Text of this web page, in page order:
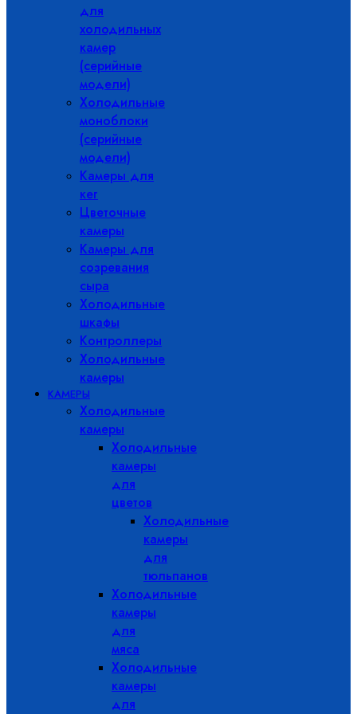
для
холодильных
камер
(серийные
модели)
Холодильные
моноблоки
(серийные
модели)
Камеры для
кег
Цветочные
камеры
Камеры для
созревания
сыра
Холодильные
шкафы
Контроллеры
Холодильные
камеры
КАМЕРЫ
Холодильные
камеры
Холодильные
камеры
для
цветов
Холодильные
камеры
для
тюльпанов
Холодильные
камеры
для
мяса
Холодильные
камеры
для